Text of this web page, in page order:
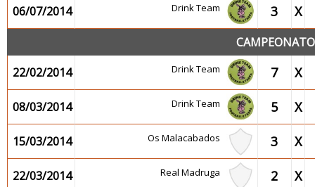
06/07/2014 Drink Team 3 X
22/02/2014
Drink Team 7 X
08/03/2014 Drink Team 5 X
15/03/2014 Os Malacabados 3 X
22/03/2014 Real Madruga 2 X